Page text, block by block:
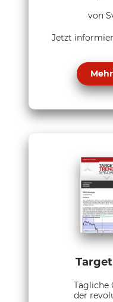
von
Jetzt
Tägliche
der